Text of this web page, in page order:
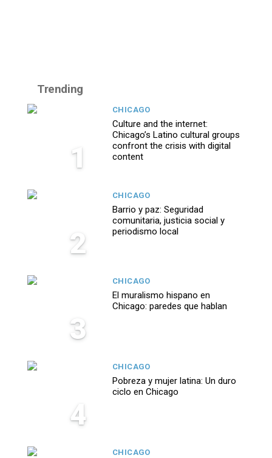
Trending
1
CHICAGO
Culture and the internet:
Chicago’s Latino cultural groups
confront the crisis with digital
content
2
CHICAGO
Barrio y paz: Seguridad
comunitaria, justicia social y
periodismo local
3
CHICAGO
El muralismo hispano en
Chicago: paredes que hablan
4
CHICAGO
Pobreza y mujer latina: Un duro
ciclo en Chicago
CHICAGO